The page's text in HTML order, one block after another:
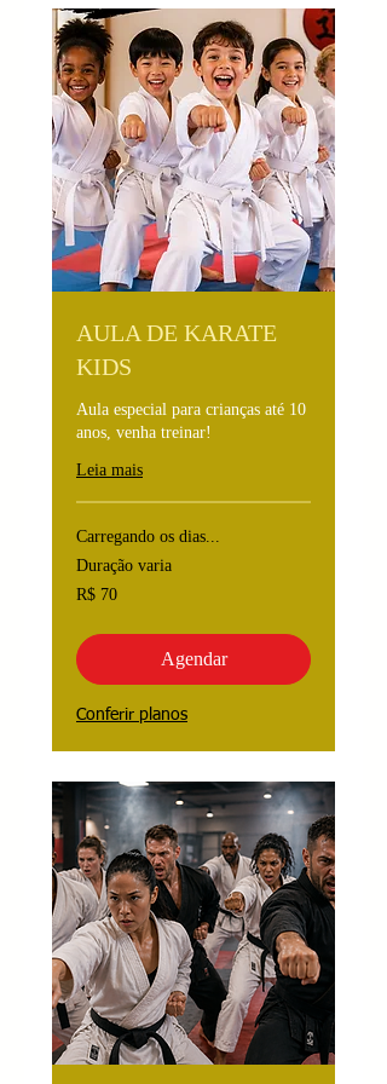
AULA DE KARATE
KIDS
Aula especial para crianças até 10
anos, venha treinar!
Leia mais
Carregando os dias...
Duração varia
70
Reais
R$ 70
Agendar
Conferir planos